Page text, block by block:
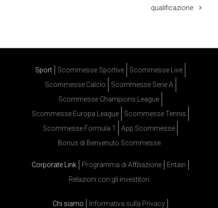
qualificazione
Sport Scommesse Sportive
Scommesse Live
Scommesse Calcio
Scommesse Serie A
Scommesse Champions League
Scommesse Europa League
Scommesse Tennis
Scommesse Formula 1
App Scommesse
Bonus di Benvenuto Scommesse
Corporate Link Programma di Affiliazione
Entain
Relazioni con gli investitori
Chi siamo
Informativa sulla Privacy